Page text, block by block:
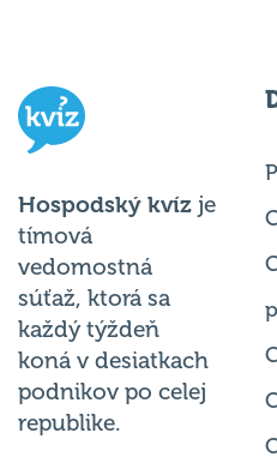
Hospodský kvíz je
tímová
vedomostná
súťaž, ktorá sa
každý týždeň
koná v desiatkach
podnikov po celej
republike.